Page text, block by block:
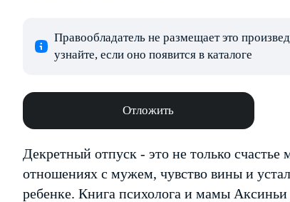
Правообладатель не размещает это
узнайте, если оно появится в каталоге
Отложить
Декретный отпуск - это не только
отношениях с мужем, чувство вины и
ребенке. Книга психолога и мамы Аксиньи